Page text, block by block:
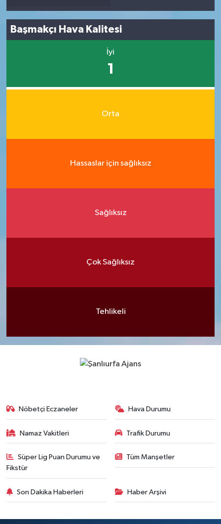
Başmakçı Hava Kalitesi
İyi
1
Orta
Hassaslar için sağlıksız
Sağlıksız
Çok Sağlıksız
Tehlikeli
Nöbetçi Eczaneler Hava Durumu
Namaz Vakitleri Trafik Durumu
Süper Lig Puan Durumu ve
Fikstür
Tüm Manşetler
Son Dakika Haberleri Haber Arşivi